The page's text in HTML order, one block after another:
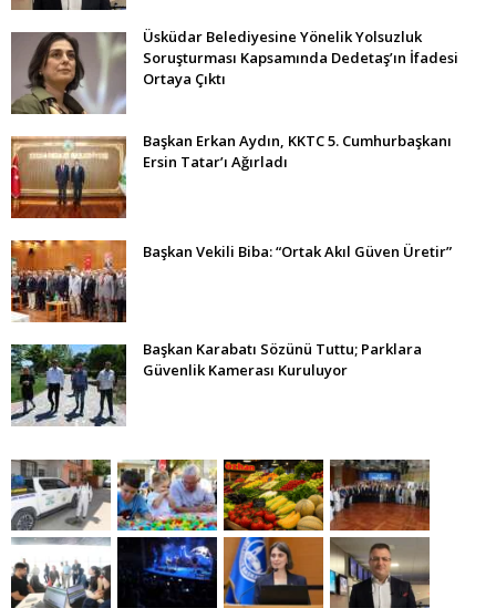
Üsküdar Belediyesine Yönelik Yolsuzluk
Soruşturması Kapsamında Dedetaş’ın İfadesi
Ortaya Çıktı
Başkan Erkan Aydın, KKTC 5. Cumhurbaşkanı
Ersin Tatar’ı Ağırladı
Başkan Vekili Biba: “Ortak Akıl Güven Üretir”
Başkan Karabatı Sözünü Tuttu; Parklara
Güvenlik Kamerası Kuruluyor